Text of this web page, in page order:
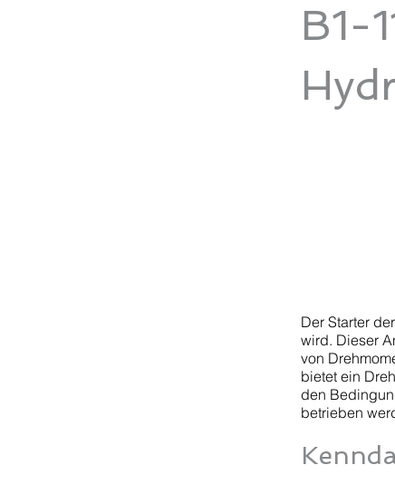
B1-
Der Starter
wird. Dieser
von
bietet ein
den
betrieben